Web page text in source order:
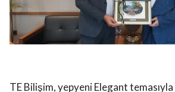
TE Bilişim, yepyeni Elegant